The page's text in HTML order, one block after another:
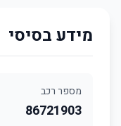
מידע בסיסי
מספר רכב
86721903